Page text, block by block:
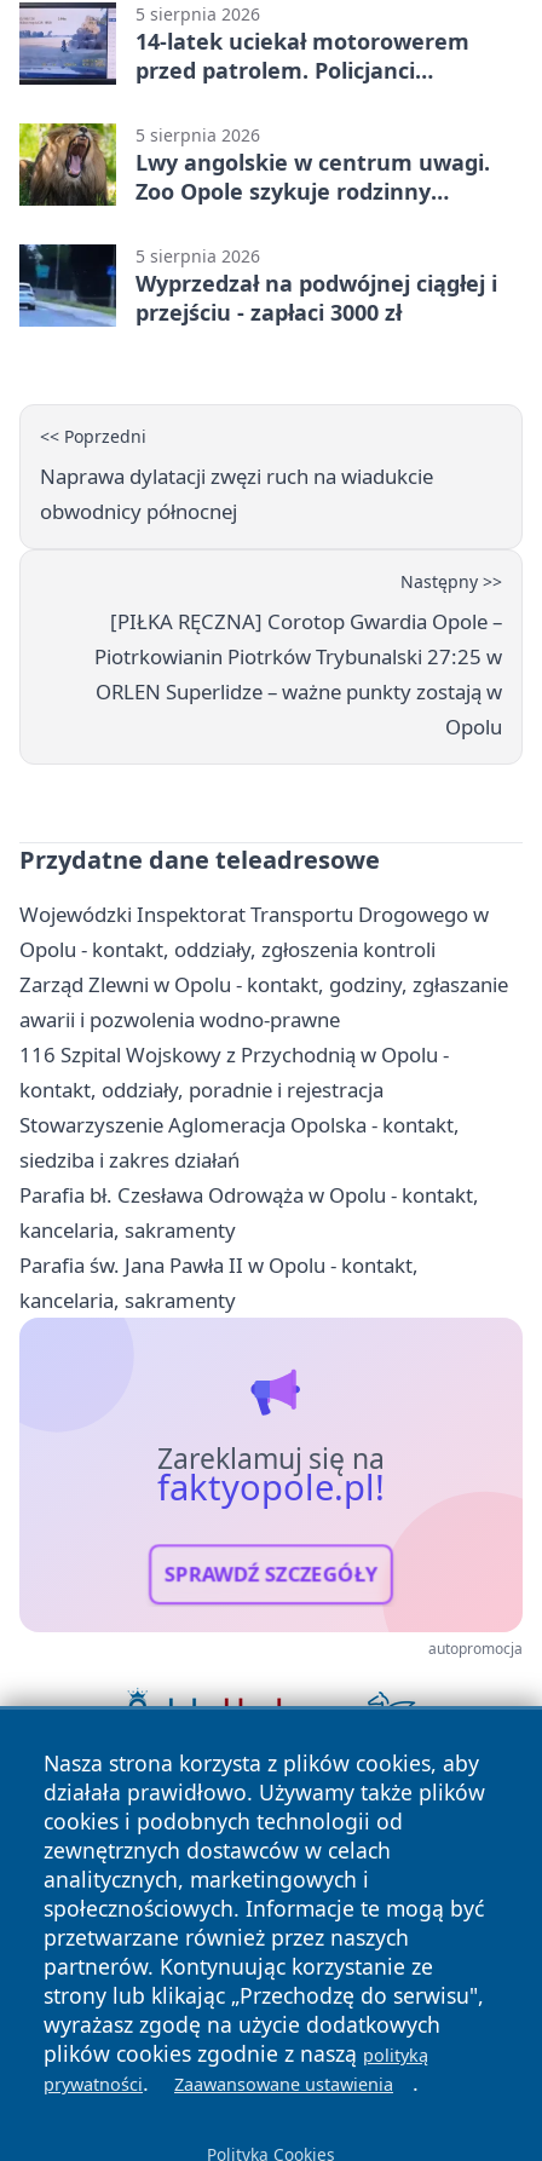
5 sierpnia 2026
14-latek uciekał motorowerem
przed patrolem. Policjanci
5 sierpnia 2026
Lwy angolskie w centrum uwagi.
Zoo Opole szykuje rodzinny
5 sierpnia 2026
Wyprzedzał na podwójnej ciągłej i
przejściu - zapłaci 3000 zł
<< Poprzedni
Naprawa dylatacji zwęzi ruch na wiadukcie
obwodnicy północnej
Następny >>
[PIŁKA RĘCZNA] Corotop Gwardia Opole –
Piotrkowianin Piotrków Trybunalski 27:25 w
ORLEN Superlidze – ważne punkty zostają w
Opolu
Przydatne dane teleadresowe
Wojewódzki Inspektorat Transportu Drogowego w
Opolu - kontakt, oddziały, zgłoszenia kontroli
Zarząd Zlewni w Opolu - kontakt, godziny, zgłaszanie
awarii i pozwolenia wodno-prawne
116 Szpital Wojskowy z Przychodnią w Opolu -
kontakt, oddziały, poradnie i rejestracja
Stowarzyszenie Aglomeracja Opolska - kontakt,
siedziba i zakres działań
Parafia bł. Czesława Odrowąża w Opolu - kontakt,
kancelaria, sakramenty
Parafia św. Jana Pawła II w Opolu - kontakt,
kancelaria, sakramenty
Zareklamuj się na
faktyopole.pl!
SPRAWDŹ SZCZEGÓŁY
autopromocja
Nasza strona korzysta z plików cookies, aby
działała prawidłowo. Używamy także plików
cookies i podobnych technologii od
zewnętrznych dostawców w celach
analitycznych, marketingowych i
społecznościowych. Informacje te mogą być
przetwarzane również przez naszych
partnerów. Kontynuując korzystanie ze
strony lub klikając „Przechodzę do serwisu",
wyrażasz zgodę na użycie dodatkowych
plików cookies zgodnie z naszą polityką
prywatności. Zaawansowane ustawienia .
Polityka Cookies
Copyright © 2026 faktyopole.pl Wszystkie prawa zastrzeżone.
News Autorzy
Polityka
Prywatności
Polityka
Cookies